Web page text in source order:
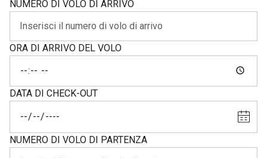
NUMERO DI VOLO DI ARRIVO
ORA DI ARRIVO DEL VOLO
DATA DI CHECK-OUT
NUMERO DI VOLO DI PARTENZA